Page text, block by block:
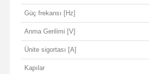
Güç frekansı [Hz]
Anma Gerilimi [V]
Ünite sigortası [A]
Kapılar